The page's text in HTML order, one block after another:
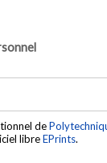
de
libreEPrints.